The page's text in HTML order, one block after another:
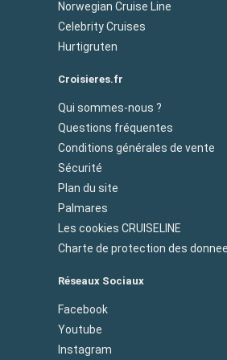
Norwegian Cruise Line
Celebrity Cruises
Hurtigruten
Croisieres.fr
Qui sommes-nous ?
Questions fréquentes
Conditions générales de vente
Sécurité
Plan du site
Palmares
Les cookies CRUISELINE
Charte de protection des
Réseaux Sociaux
Facebook
Youtube
Instagram